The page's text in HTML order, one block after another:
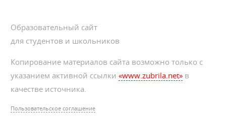
Образовательный сайт
для студентов и школьников
Копирование материалов сайта возможно только с
указанием активной ссылки«www.zubrila.net» в
качестве источника.
Пользовательское соглашение